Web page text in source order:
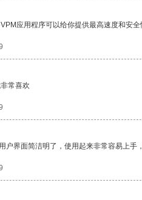
应用程序可以给你提供最高速度和安全
常喜欢
户界面简洁明了，使用起来非常容易上手